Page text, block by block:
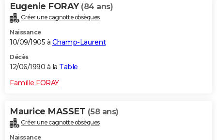
Eugenie FORAY (84 ans)
Créer une cagnotte obsèques
Naissance
10/09/1905 à Champ-Laurent
Décès
12/06/1990 à la Table
Famille FORAY
Maurice MASSET (58 ans)
Créer une cagnotte obsèques
Naissance